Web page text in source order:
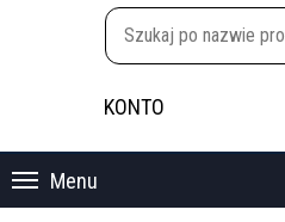
KONTO
Menu